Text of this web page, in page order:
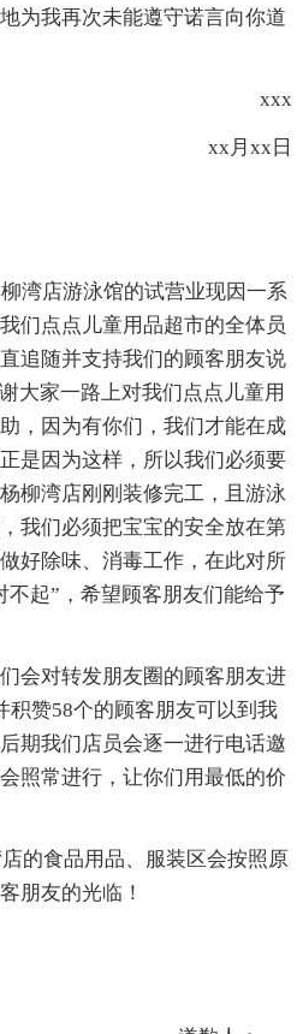
为我再次未能遵守诺言向你道
xxx
xx月xx日
湾店游泳馆的试营业现因一系
们点点儿童用品超市的全体员
追随并支持我们的顾客朋友说
大家一路上对我们点点儿童用
，因为有你们，我们才能在成
是因为这样，所以我们必须要
柳湾店刚刚装修完工，且游泳
我们必须把宝宝的安全放在第
好除味、消毒工作，在此对所
不起”，希望顾客朋友们能给予
会对转发朋友圈的顾客朋友进
积赞58个的顾客朋友可以到我
期我们店员会逐一进行电话邀
照常进行，让你们用最低的价
的食品用品、服装区会按照原
朋友的光临！